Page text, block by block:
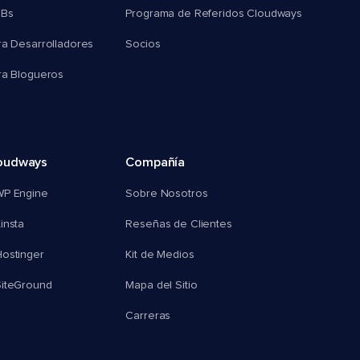
Desarrolladores
Blogueros
Programa de Referidos Cloudways
Socios
Engine
Compañía
Sobre Nosotros
Reseñas de Clientes
Kit de Medios
Mapa del Sitio
Carreras